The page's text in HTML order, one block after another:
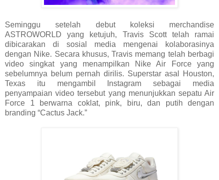
Seminggu setelah debut koleksi merchandise
ASTROWORLD yang ketujuh, Travis Scott telah ramai
dibicarakan di sosial media mengenai kolaborasinya
dengan Nike. Secara khusus, Travis memang telah berbagi
video singkat yang menampilkan Nike Air Force yang
sebelumnya belum pernah dirilis. Superstar asal Houston,
Texas itu mengambil Instagram sebagai media
penyampaian video tersebut yang menunjukkan sepatu Air
Force 1 berwarna coklat, pink, biru, dan putih dengan
branding “Cactus Jack.”